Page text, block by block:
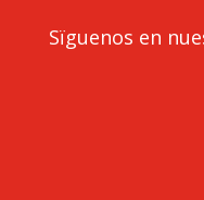
Sïguenos en